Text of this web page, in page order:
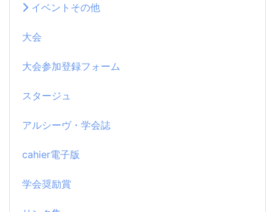
イベントその他
大会
大会参加登録フォーム
スタージュ
アルシーヴ・学会誌
cahier電子版
学会奨励賞